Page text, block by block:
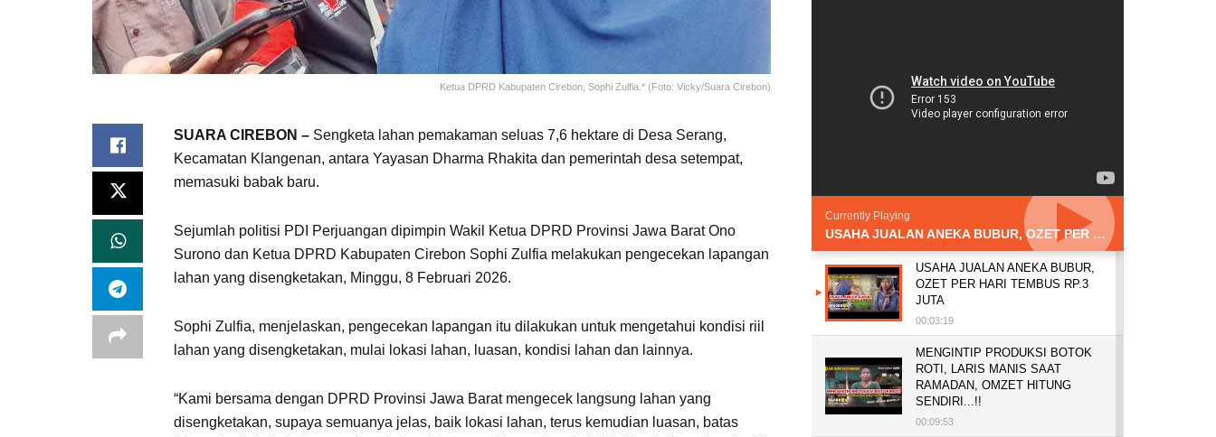
Ketua DPRD Kabupaten Cirebon, Sophi Zulfia.* (Foto: Vicky/Suara Cirebon)
SUARA CIREBON – Sengketa lahan pemakaman seluas 7,6 hektare di Desa Serang,
Kecamatan Klangenan, antara Yayasan Dharma Rhakita dan pemerintah desa setempat,
memasuki babak baru.
Sejumlah politisi PDI Perjuangan dipimpin Wakil Ketua DPRD Provinsi Jawa Barat Ono
Surono dan Ketua DPRD Kabupaten Cirebon Sophi Zulfia melakukan pengecekan lapangan
lahan yang disengketakan, Minggu, 8 Februari 2026.
‎Sophi Zulfia, menjelaskan, pengecekan lapangan itu dilakukan untuk mengetahui kondisi riil
lahan yang disengketakan, mulai lokasi lahan, luasan, kondisi lahan dan lainnya.
“Kami bersama dengan DPRD Provinsi Jawa Barat mengecek langsung lahan yang
disengketakan, supaya semuanya jelas, baik lokasi lahan, terus kemudian luasan, batas
Currently Playing
USAHA JUALAN ANEKA BUBUR, OZET PER HARI TEMBUS RP.3 JUTA
USAHA JUALAN ANEKA BUBUR,
OZET PER HARI TEMBUS RP.3
JUTA
00:03:19
MENGINTIP PRODUKSI BOTOK
ROTI, LARIS MANIS SAAT
RAMADAN, OMZET HITUNG
SENDIRI...!!
00:09:53